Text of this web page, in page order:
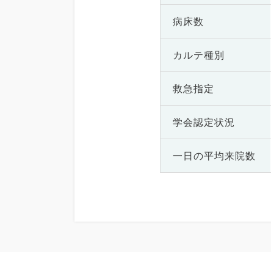
病床数
カルテ種別
救急指定
学会認定状況
一日の平均来院数